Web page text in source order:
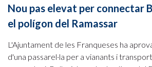
Nou pas elevat per connectar
el polígon del Ramassar
L'Ajuntament de les Franqueses ha
d'una passarel·la per a vianants i